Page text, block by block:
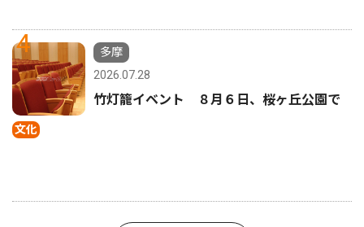
4
文化
多摩
2026.07.28
竹灯籠イベント ８月６日、桜ヶ丘公園で